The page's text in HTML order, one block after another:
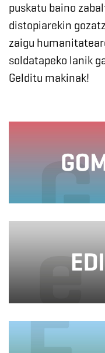
puskatu baino
distopiarekin
zaigu
soldatapeko lanik
Gelditu makinak!